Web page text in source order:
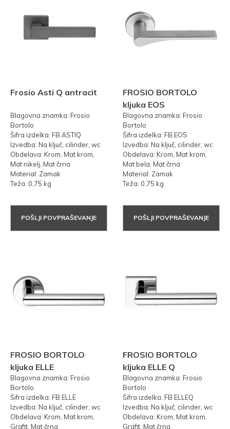
Frosio Asti Q antracit
Blagovna znamka: Frosio
Bortolo
Šifra izdelka: FB.ASTIQ
Izvedba: Na ključ, cilinder, wc
Obdelava: Krom, Mat krom,
Mat nikelj, Mat črna
Material: Zamak
Teža: 0,75 kg
POŠLJI POVPRAŠEVANJE
FROSIO BORTOLO
kljuka EOS
Blagovna znamka: Frosio
Bortolo
Šifra izdelka: FB.EOS
Izvedba: Na ključ, cilinder, wc
Obdelava: Krom, Mat krom,
Mat bela, Mat črna
Material: Zamak
Teža: 0,75 kg
POŠLJI POVPRAŠEVANJE
FROSIO BORTOLO
kljuka ELLE
Blagovna znamka: Frosio
Bortolo
Šifra izdelka: FB.ELLE
Izvedba: Na ključ, cilinder, wc
Obdelava: Krom, Mat krom,
Grafit, Mat črna
FROSIO BORTOLO
kljuka ELLE Q
Blagovna znamka: Frosio
Bortolo
Šifra izdelka: FB.ELLEQ
Izvedba: Na ključ, cilinder, wc
Obdelava: Krom, Mat krom,
Grafit, Mat črna